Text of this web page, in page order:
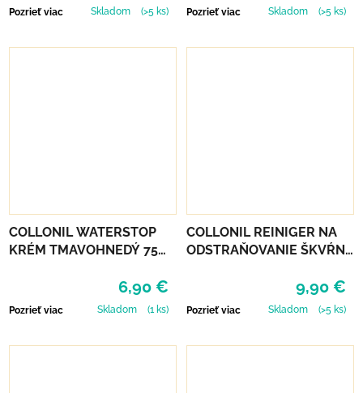
Pozrieť viac Skladom (>5 ks) Pozrieť viac Skladom (>5 ks)
COLLONIL WATERSTOP
KRÉM TMAVOHNEDÝ 75
6,90 €
Pozrieť viac Skladom (1 ks)
COLLONIL REINIGER NA
ODSTRAŇOVANIE ŠKVŔN
9,90 €
Pozrieť viac Skladom (>5 ks)